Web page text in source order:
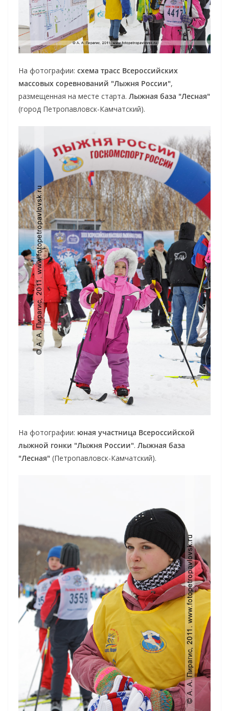
На фотографии: схема трасс Всероссийских
массовых соревнований "Лыжня России",
размещенная на месте старта. Лыжная база "Лесная"
(город Петропавловск-Камчатский).
На фотографии: юная участница Всероссийской
лыжной гонки "Лыжня России". Лыжная база
"Лесная" (Петропавловск-Камчатский).